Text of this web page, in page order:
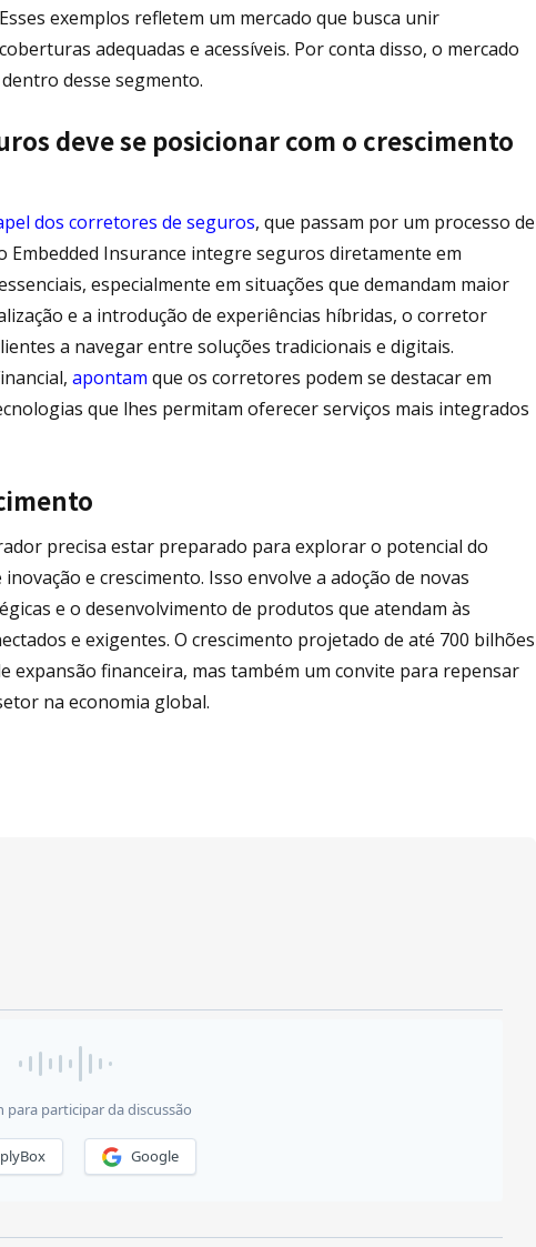
exemplos refletem um mercado que busca unir
adequadas e acessíveis. Por conta disso, o mercado
desse segmento.
deve se posicionar com o crescimento
dos corretores de seguros, que passam por um processo de
Embedded Insurance integre seguros diretamente em
especialmente em situações que demandam maior
e a introdução de experiências híbridas, o corretor
a navegar entre soluções tradicionais e digitais.
apontam que os corretores podem se destacar em
que lhes permitam oferecer serviços mais integrados
precisa estar preparado para explorar o potencial do
e crescimento. Isso envolve a adoção de novas
e o desenvolvimento de produtos que atendam às
e exigentes. O crescimento projetado de até 700 bilhões
expansão financeira, mas também um convite para repensar
na economia global.